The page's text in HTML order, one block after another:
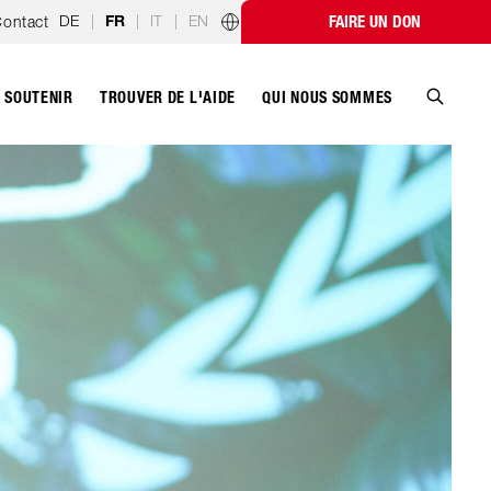
DE | FR | IT | EN
Programmes par paysFAIRE UN DON
SOUTENIR TROUVER DE L'AIDE QUI NOUS SOMMES